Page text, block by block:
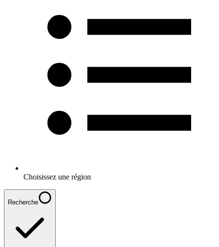
Choisissez une région
Recherche